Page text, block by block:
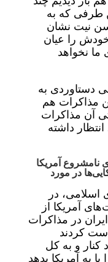
طرفی که به
نیت نشان
را عیان
ما نخواهد
دستاوردی به
مذاکرات هم
آن مذاکرات
داشته
نامشروع آمریکا
در مورد
در
آمریکا از
در مذاکرات
کردند
کنار و به کل
۶۰ درصد را یا به آمریکا بدهد